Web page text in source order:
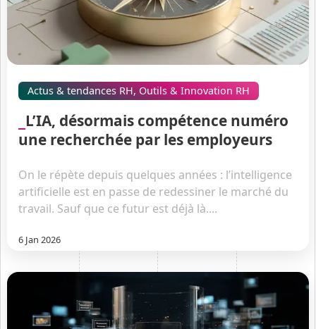
Actus & tendances RH,Outils & Innovation RH
L’IA, désormais compétence numéro
une recherchée par les employeurs
On le répète depuis quelques années : l’intelligence
artificielle est en passe de redessiner le marché du
travail. Sauf que ce futur est déjà là....
6 Jan 2026